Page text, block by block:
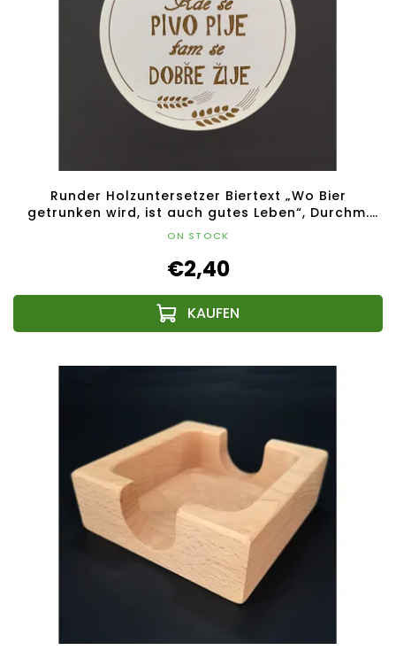
Runder Holzuntersetzer Biertext „Wo Bier
getrunken wird, ist auch gutes Leben“, Durchm.
10,5 cm
ON STOCK
€2,40